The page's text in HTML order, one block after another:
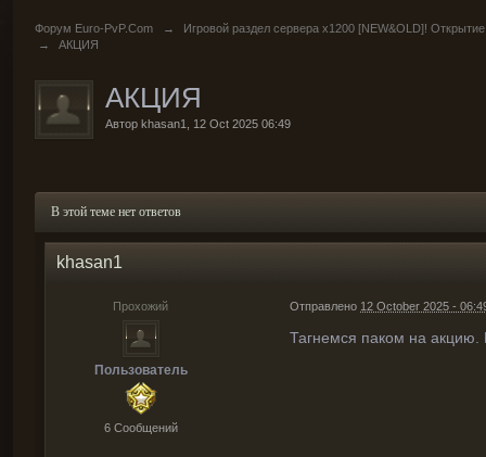
Форум Euro-PvP.Com →
Игровой раздел сервера х1200 [NEW&OLD]!
→
АКЦИЯ
АКЦИЯ
Автор khasan1 12 Oct 2025 06:49
В этой теме нет ответов
khasan1
Прохожий
Пользователь
6 Cообщений
Отправлено 12 October 2025 -
Тагнемся паком на акцию.